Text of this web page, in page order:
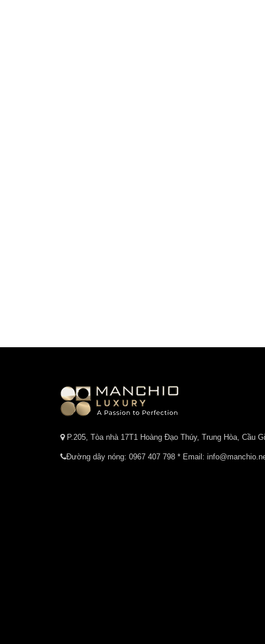
P.205, Tòa nhà 17T1 Hoàng Đạo Thúy, Trung Hòa, Cầu
Đường dây nóng: 0967 407 798 * Email: